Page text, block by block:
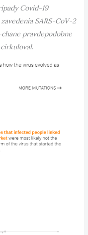
Covid-19
SARS-CoV-2
pravdepodobne
.